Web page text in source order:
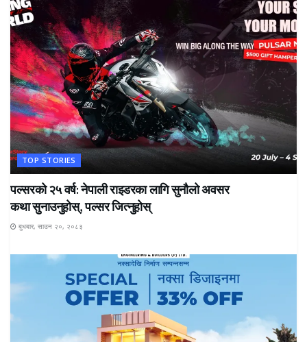
TOP STORIES
पल्सरको २५ वर्ष: नेपाली राइडरका लागि सुनौलो अवसर
कथा सुनाउनुहोस्, पल्सर जित्नुहोस्
बुधबार, साउन २०, २०८३